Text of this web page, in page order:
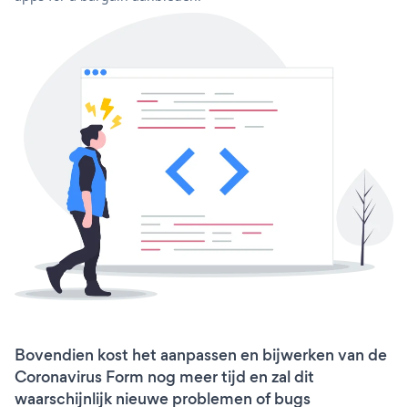
Bovendien kost het aanpassen en bijwerken van de
Coronavirus Form nog meer tijd en zal dit
waarschijnlijk nieuwe problemen of bugs